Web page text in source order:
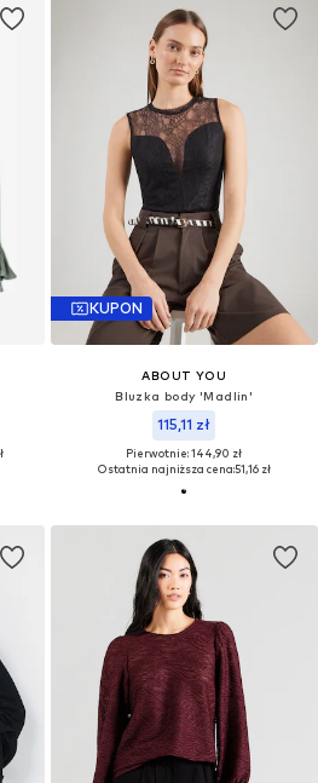
KUPON
ABOUT YOU
Bluzka body 'Madlin'
115,11 zł
Pierwotnie: 144,90 zł
Ostatnia najniższa cena:51,16 zł